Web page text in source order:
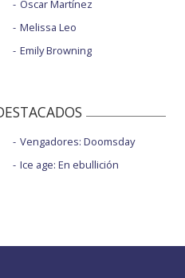
Oscar Martínez
Melissa Leo
Emily Browning
Vengadores: Doomsday
Ice age: En ebullición